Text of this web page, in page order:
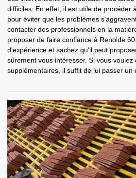
difficiles. En effet, il est utile de procéder
pour éviter que les problèmes
contacter des professionnels en la
proposer de faire confiance à Renolde
d'expérience et sachez qu'il peut
sûrement vous intéresser. Si vous voulez
supplémentaires, il suffit de lui passer un